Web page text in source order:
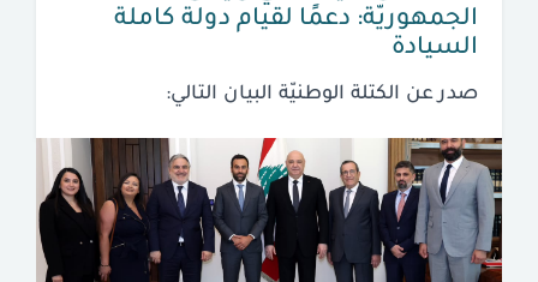
الجمهوريّة: دعمًا لقيام دولة كاملة
السيادة
صدر عن الكتلة الوطنيّة البيان التالي: